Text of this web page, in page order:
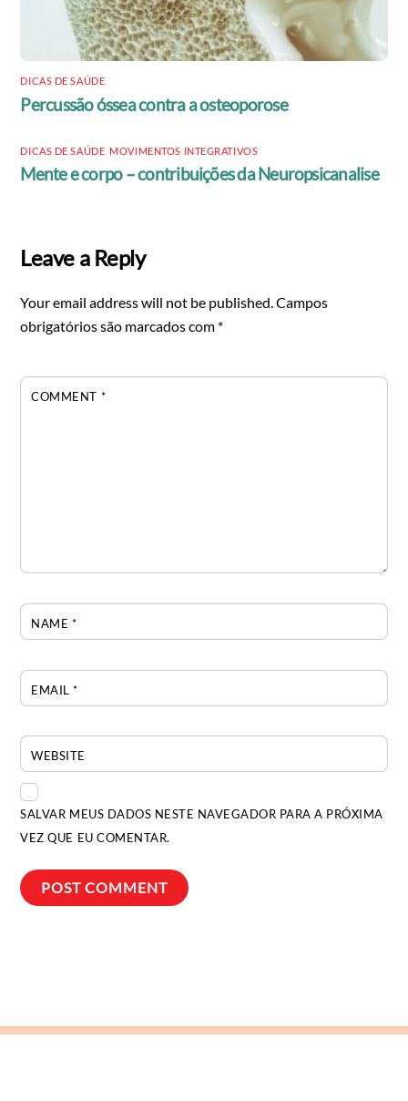
DICAS DE SAÚDE
Percussão óssea contra a osteoporose
DICAS DE SAÚDE MOVIMENTOS INTEGRATIVOS
Mente e corpo – contribuições da Neuropsicanalise
Leave a Reply
Your email address will not be published.Campos
obrigatórios são marcados com *
COMMENT *
NAME *
EMAIL*
WEBSITE
SALVAR MEUS DADOS NESTE NAVEGADOR PARA A PRÓXIMA
VEZ QUE EU COMENTAR.